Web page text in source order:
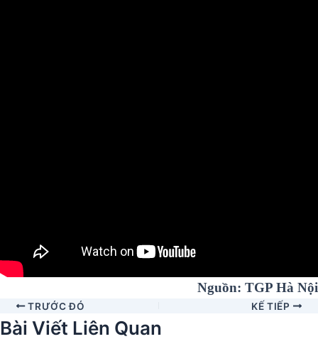
Nguồn: TGP Hà Nội
TRƯỚC ĐÓ KẾ TIẾP
Bài Viết Liên Quan